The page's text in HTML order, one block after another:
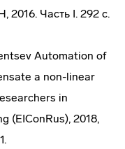
Часть I. 292 с.
Automation of
a non-linear
in
(EIConRus), 2018,